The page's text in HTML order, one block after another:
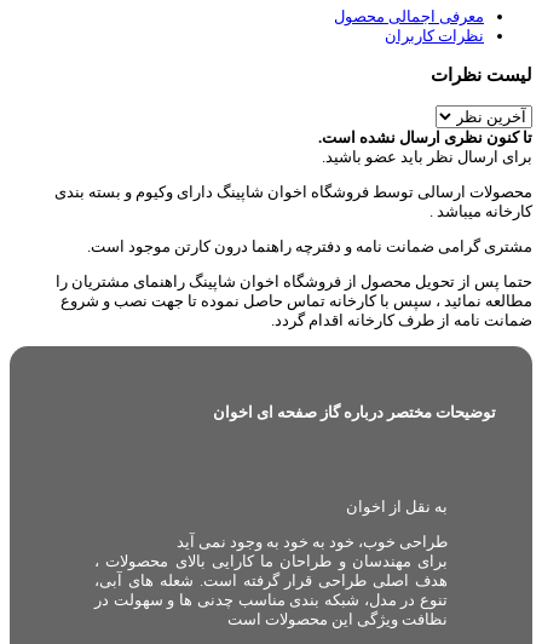
معرفی اجمالی محصول
نظرات کاربران
لیست نظرات
تا کنون نظری ارسال نشده است.
برای ارسال نظر باید عضو باشید.
محصولات ارسالی توسط فروشگاه اخوان شاپینگ دارای وکیوم و بسته بندی
کارخانه میباشد .
مشتری گرامی ضمانت نامه و دفترچه راهنما درون کارتن موجود است.
حتما پس از تحویل محصول از فروشگاه اخوان شاپینگ راهنمای مشتریان را
مطالعه نمائید ، سپس با کارخانه تماس حاصل نموده تا جهت نصب و شروع
ضمانت نامه از طرف کارخانه اقدام گردد.
توضیحات مختصر درباره گاز صفحه ای اخوان
به نقل از اخوان
طراحی خوب، خود به خود به وجود نمی آید
برای مهندسان و طراحان ما کارایی بالای محصولات ،
هدف اصلی طراحی قرار گرفته است. شعله های آبی،
تنوع در مدل، شبکه بندی مناسب چدنی ها و سهولت در
نظافت ویژگی این محصولات است